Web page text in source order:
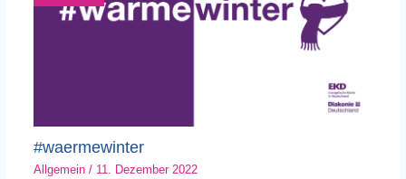
#waermewinter
Allgemein/ 11. Dezember 2022